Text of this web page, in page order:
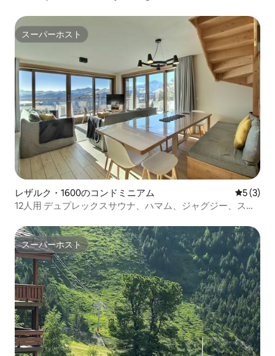
スーパーホスト
スーパーホスト
レザルク・1600のコンドミニアム レビュー
5 (3)
12人用 デュプレックスサウナ、ハマム、ジャグジー、スイ
スーパーホスト
スーパーホスト